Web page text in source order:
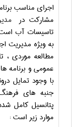
اجرای مناسب
مشارکت در
تاسیسات آب است.
به ویژه مدیریت
مطالعه موردی ،
عمومی و برنامه
با وجود تمایل
جنبه های
پتانسیل کامل
موارد زیر است :